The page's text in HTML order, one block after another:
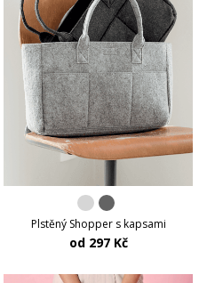
Plstěný Shopper s kapsami
od 297 Kč